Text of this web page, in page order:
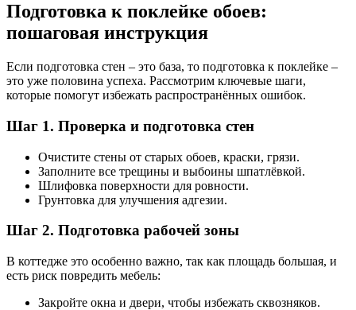
Подготовка к поклейке обоев:
пошаговая инструкция
Если подготовка стен – это база, то подготовка к поклейке –
это уже половина успеха. Рассмотрим ключевые шаги,
которые помогут избежать распространённых ошибок.
Шаг 1. Проверка и подготовка стен
Очистите стены от старых обоев, краски, грязи.
Заполните все трещины и выбоины шпатлёвкой.
Шлифовка поверхности для ровности.
Грунтовка для улучшения адгезии.
Шаг 2. Подготовка рабочей зоны
В коттедже это особенно важно, так как площадь большая, и
есть риск повредить мебель:
Закройте окна и двери, чтобы избежать сквозняков.